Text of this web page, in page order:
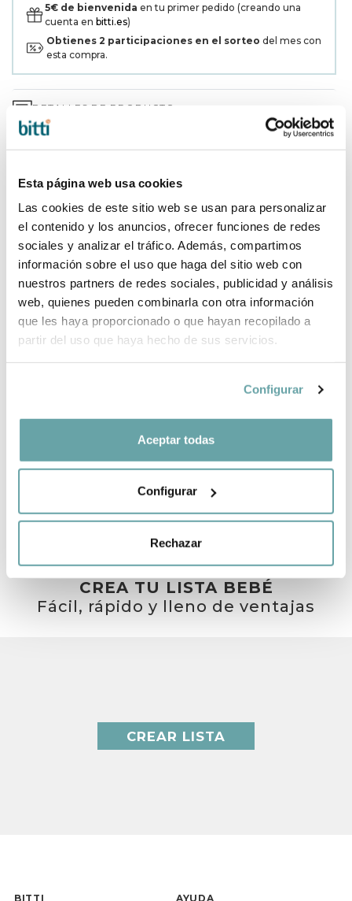
Esta página web usa cookies
Las cookies de este sitio web se usan para personalizar
el contenido y los anuncios, ofrecer funciones de redes
sociales y analizar el tráfico. Además, compartimos
información sobre el uso que haga del sitio web con
nuestros partners de redes sociales, publicidad y análisis
web, quienes pueden combinarla con otra información
que les haya proporcionado o que hayan recopilado a
partir del uso que haya hecho de sus servicios.
Configurar
Aceptar todas
Configurar
Rechazar
5€ de bienvenida en tu primer pedido (creando una
cuenta en bitti.es)
Obtienes 2 participaciones en el sorteo del mes con
esta compra.
DETALLES DE PRODUCTO
ENVÍOS Y DEVOLUCIONES
INFORMACIÓN DE LA MARCA
COMPARTIR
OTROS CLIENTES TAMBIÉN VIERON
CREA TU LISTA BEBÉ
Fácil, rápido y lleno de ventajas
CREAR LISTA
BITTI AYUDA